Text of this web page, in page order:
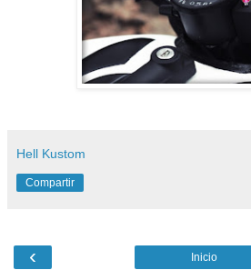
Hell Kustom
Compartir
‹ Inicio